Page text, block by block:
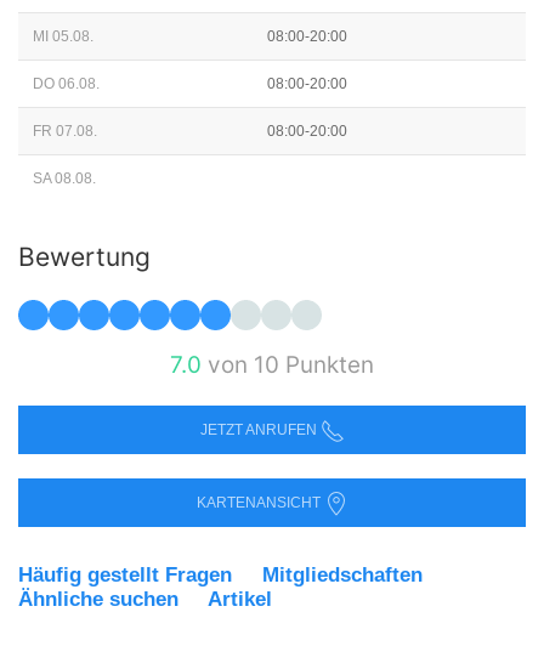
MI 05.08. 08:00-20:00
DO 06.08. 08:00-20:00
FR 07.08. 08:00-20:00
SA 08.08.
Bewertung
7.0 von 10 Punkten
JETZT ANRUFEN
KARTENANSICHT
Häufig gestellt Fragen
Mitgliedschaften
Ähnliche suchen
Artikel